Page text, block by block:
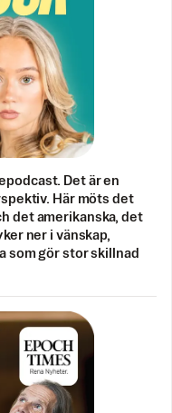
Det är en
Här möts det
det amerikanska, det
ner i vänskap,
som gör stor skillnad